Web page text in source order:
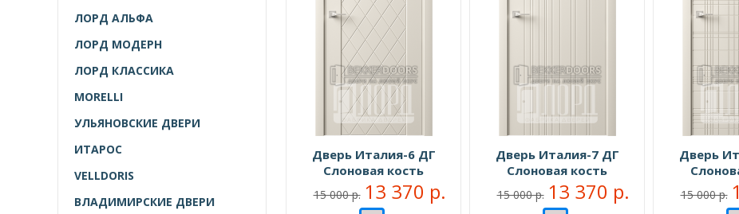
ЛОРД АЛЬФА
ЛОРД МОДЕРН
ЛОРД КЛАССИКА
MORELLI
УЛЬЯНОВСКИЕ ДВЕРИ
ИТАРОС
VELLDORIS
ВЛАДИМИРСКИЕ ДВЕРИ
Дверь Италия-6 ДГ
Слоновая кость
15 000 р. 13 370 р.
Дверь Италия-7 ДГ
Слоновая кость
15 000 р. 13 370 р.
Дверь
15 000 р.